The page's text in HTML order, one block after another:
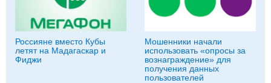
Россияне вместо Кубы
летят на Мадагаскар и
Фиджи
Мошенники начали
использовать «опросы за
вознаграждение» для
получения данных
пользователей